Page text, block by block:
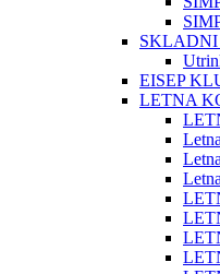
EISEP
LETNA